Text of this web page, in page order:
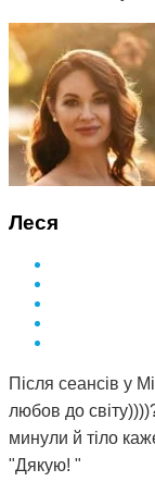
Леся
Після сеансів у
любов до
минули й тіло
"Дякую! "